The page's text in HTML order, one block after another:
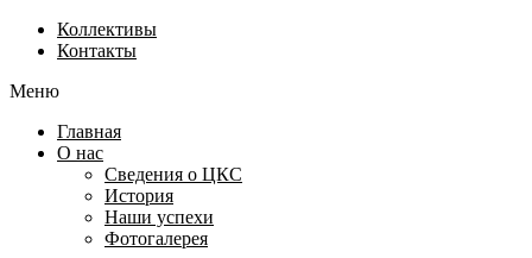
Коллективы
Контакты
Меню
Главная
О нас
Сведения о ЦКС
История
Наши успехи
Фотогалерея